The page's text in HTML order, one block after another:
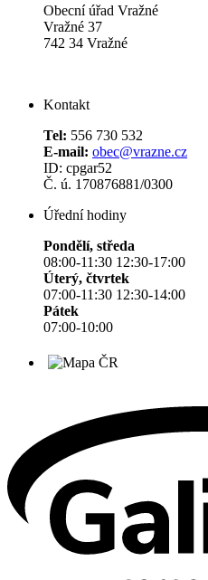
Obecní úřad Vražné
Vražné 37
742 34 Vražné
Kontakt
Tel: 556 730 532
E-mail: obec@vrazne.cz
ID: cpgar52
Č. ú. 170876881/0300
Úřední hodiny
Pondělí, středa
08:00-11:30 12:30-17:00
Úterý, čtvrtek
07:00-11:30 12:30-14:00
Pátek
07:00-10:00